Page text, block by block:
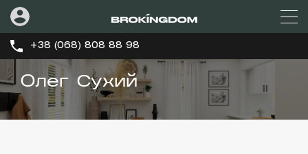
+38 (068) 808 88 98
Олег Сухий